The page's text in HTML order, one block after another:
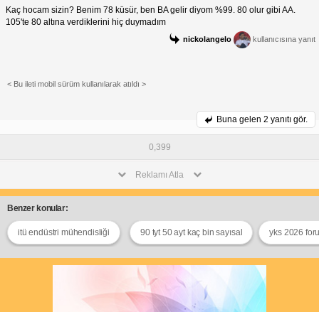
Kaç hocam sizin? Benim 78 küsür, ben BA gelir diyom %99. 80 olur gibi AA.
105'te 80 altına verdiklerini hiç duymadım
nickolangelo kullanıcısına yanıt
< Bu ileti mobil sürüm kullanılarak atıldı >
Buna gelen 2 yanıtı gör.
0,399
Reklamı Atla
Benzer konular:
itü endüstri mühendisliği 90 tyt 50 ayt kaç bin sayısal yks 2026